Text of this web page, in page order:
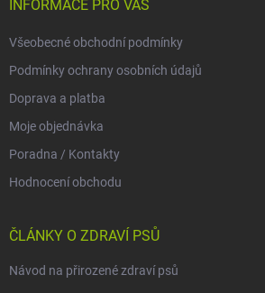
INFORMACE PRO VÁS
Všeobecné obchodní podmínky
Podmínky ochrany osobních údajů
Doprava a platba
Moje objednávka
Poradna / Kontakty
Hodnocení obchodu
ČLÁNKY O ZDRAVÍ PSŮ
Návod na přirozené zdraví psů